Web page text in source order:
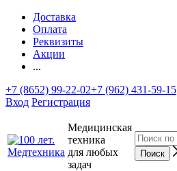
Доставка
Оплата
Реквизиты
Акции
...
+7 (8652) 99-22-02+7 (962) 431-59-15
Вход Регистрация
Медицинская
техника
для любых
задач